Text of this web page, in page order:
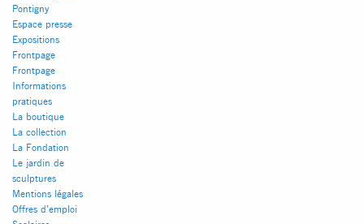
Pontigny
Espace presse
Expositions
Frontpage
Frontpage
Informations
pratiques
La boutique
La collection
La Fondation
Le jardin de
sculptures
Mentions légales
Offres d’emploi